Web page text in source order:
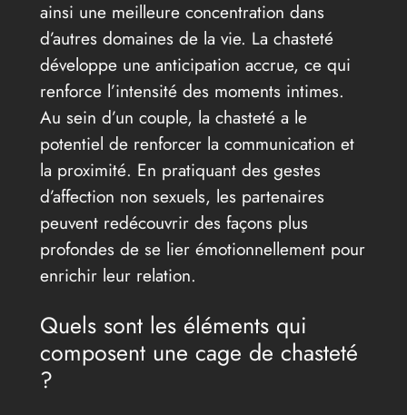
ainsi une meilleure concentration dans
d’autres domaines de la vie. La chasteté
développe une anticipation accrue, ce qui
renforce l’intensité des moments intimes.
Au sein d’un couple, la chasteté a le
potentiel de renforcer la communication et
la proximité. En pratiquant des gestes
d’affection non sexuels, les partenaires
peuvent redécouvrir des façons plus
profondes de se lier émotionnellement pour
enrichir leur relation.
Quels sont les éléments qui
composent une cage de chasteté
?